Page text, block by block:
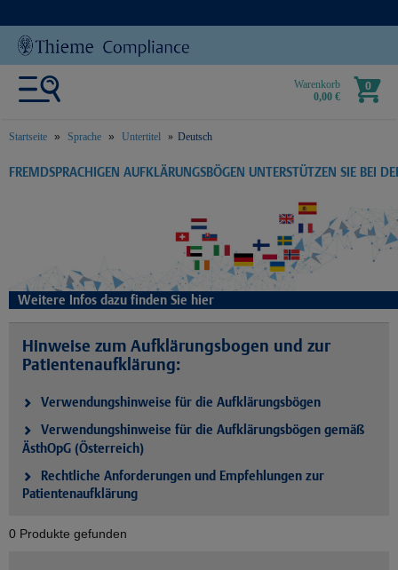
Warenkorb
0,00 €
0
Startseite Sprache Untertitel Deutsch
text.skipToContent
text.skipToNavigation
FREMDSPRACHIGEN AUFKLÄRUNGSBÖGEN UNTERSTÜTZEN SIE BEI
Weitere Infos dazu finden Sie hier
Hinweise zum Aufklärungsbogen und zur
Patientenaufklärung:
Verwendungshinweise für die Aufklärungsbögen
Verwendungshinweise für die Aufklärungsbögen gemäß
ÄsthOpG (Österreich)
Rechtliche Anforderungen und Empfehlungen zur
Patientenaufklärung
0 Produkte gefunden